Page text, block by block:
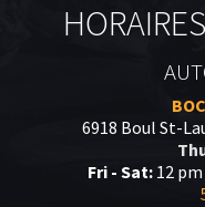
6918 Boul St-
Fri - Sat: 12